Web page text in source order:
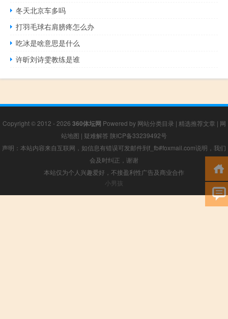
冬天北京车多吗
打羽毛球右肩膀疼怎么办
吃冰是啥意思是什么
许昕刘诗雯教练是谁
Copyright © 2012 - 2026 360体坛网 Powered by 网站分类目录 | 精选推荐文章 | 网
站地图 | 疑难解答 陕ICP备33239492号
声明：本站内容来自互联网，如信息有错误可发邮件到f_fb#foxmail.com说明，我们
会及时纠正，谢谢
本站仅为个人兴趣爱好，不接盈利性广告及商业合作
小男孩